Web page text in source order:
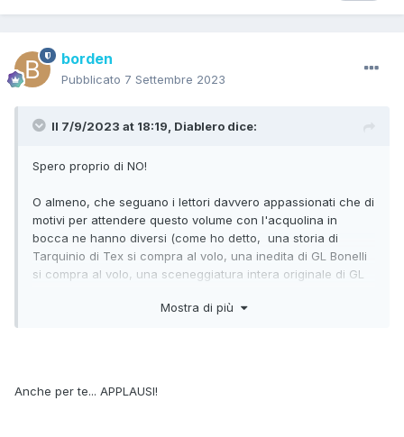
borden
Pubblicato 7 Settembre 2023
Il 7/9/2023 at 18:19, Diablero dice:
Spero proprio di NO!
O almeno, che seguano i lettori davvero appassionati che di
motivi per attendere questo volume con l'acquolina in
bocca ne hanno diversi (come ho detto, una storia di
Tarquinio di Tex si compra al volo, una inedita di GL Bonelli
si compra al volo, una sceneggiatura intera originale di GL
anche se ci fosse solo quella, etc.)
Nizzi...
Mostra di più
Anche per te... APPLAUSI!